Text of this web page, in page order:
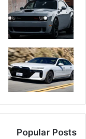
Popular Posts